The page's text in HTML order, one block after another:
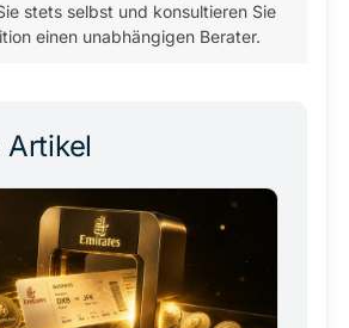
stets selbst und konsultieren Sie
einen unabhängigen Berater.